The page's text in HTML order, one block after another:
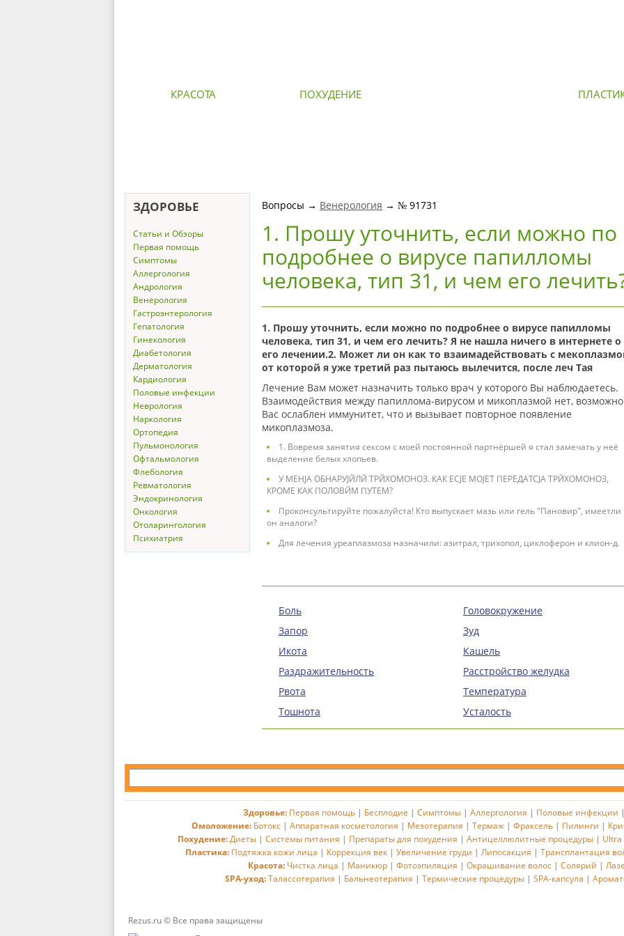
КРАСОТА ПОХУДЕНИЕ
ЗДОРОВЬЕ
Статьи и Обзоры
Первая помощь
Симптомы
Аллергология
Андрология
Венерология
Гастроэнтерология
Гепатология
Гинекология
Диабетология
Дерматология
Кардиология
Половые инфекции
Неврология
Наркология
Ортопедия
Пульмонология
Офтальмология
Флебология
Ревматология
Эндокринология
Онкология
Отоларингология
Психиатрия
Вопросы → Венерология → № 91731
1. Прошу уточнить, если можно по
подробнее о вирусе папилломы
человека, тип 31, и чем его
1. Прошу уточнить, если можно по подробнее о вирусе папилломы
человека, тип 31, и чем его лечить? Я не нашла ничего в интернете о
его лечении.2. Может ли он как то взаимадействовать с
от которой я уже третий раз пытаюсь вылечится, после леч Тая
Лечение Вам может назначить только врач у которого Вы наблюдаетесь.
Взаимодействия между папиллома-вирусом и микоплазмой нет,
Вас ослаблен иммунитет, что и вызывает повторное появление
микоплазмоза.
1. Вовремя занятия сексом с моей постоянной партнёршей я стал замечать у неё
выделение белых хлопьев.
У МЕНJА ОБНАРУJЙЛЙ ТРЙХОМОНОЗ. КАК ЕСJЕ МОJЕТ ПЕРЕДАТСJА ТРЙХОМОНОЗ,
КРОМЕ КАК ПОЛОВЙМ ПУТЕМ?
Проконсультируйте пожалуйста! Кто выпускает мазь или гель "Пановир", имеетли
он аналоги?
Для лечения уреаплазмоза назначили: азитрал, трихопол, циклоферон и клион-д.
Боль
Головокружение
Запор
Зуд
Икота
Кашель
Раздражительность
Расстройство желудка
Рвота
Температура
Тошнота
Усталость
Здоровье: Первая помощь| Бесплодие | Симптомы| Аллергология | Половые инфекции
Омоложение: Ботокс | Аппаратная косметология | Мезотерапия | Термаж | Фраксель | Пилинги |
Похудение: Диеты| Системы питания | Препараты для похудения | Антицеллюлитные процедуры| Ultra
Пластика: Подтяжка кожи лица | Коррекция век| Увеличение груди | Липосакция | Трансплантация
Красота: Чистка лица | Маникюр | Фотоэпиляция | Окрашивание волос | Солярий |
SPA-уход:Талассотерапия | Бальнеотерапия | Термические процедуры | SPA-капсула |
Rezus.ru © Все права защищены